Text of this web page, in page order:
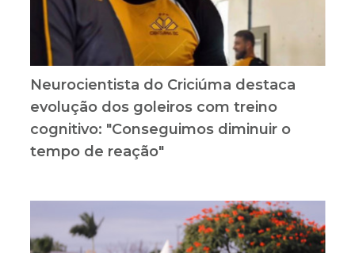
Neurocientista do Criciúma destaca
evolução dos goleiros com treino
cognitivo: "Conseguimos diminuir o
tempo de reação"